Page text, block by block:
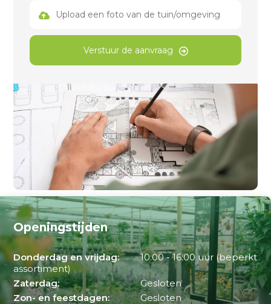
Upload een foto van de tuin/omgeving
Verstuur de aanvraag
Openingstijden
Donderdag en vrijdag:
10:00 - 16:00 uur (beperkt
assortiment)
Zaterdag:
Gesloten
Zon- en feestdagen:
Gesloten